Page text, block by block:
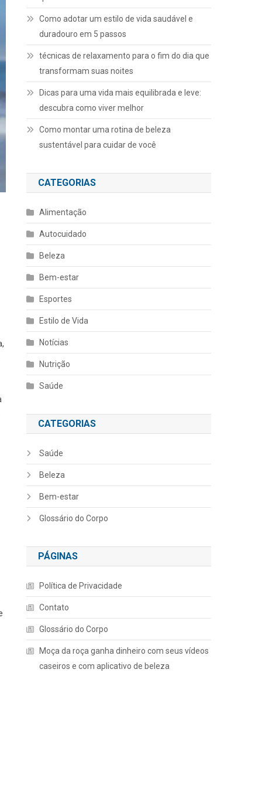
Como adotar um estilo de vida saudável e
duradouro em 5 passos
técnicas de relaxamento para o fim do dia que
transformam suas noites
Dicas para uma vida mais equilibrada e leve:
descubra como viver melhor
Como montar uma rotina de beleza
sustentável para cuidar de você
CATEGORIAS
Alimentação
Autocuidado
Beleza
Bem-estar
Esportes
Estilo de Vida
Notícias
Nutrição
Saúde
CATEGORIAS
Saúde
Beleza
Bem-estar
Glossário do Corpo
PÁGINAS
Política de Privacidade
Contato
Glossário do Corpo
Moça da roça ganha dinheiro com seus vídeos
caseiros e com aplicativo de beleza